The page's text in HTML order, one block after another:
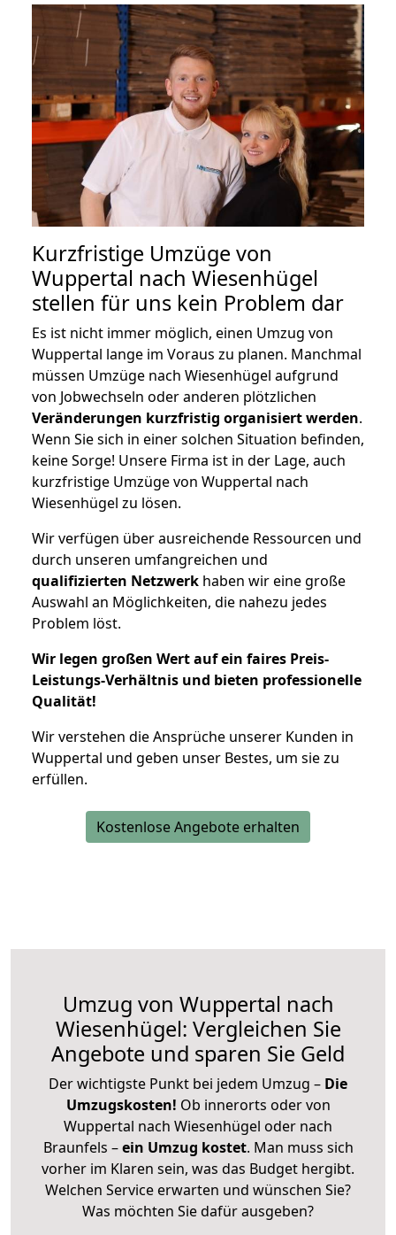
Kurzfristige Umzüge von
Wuppertal nach Wiesenhügel
stellen für uns kein Problem dar
Es ist nicht immer möglich, einen Umzug von
Wuppertal lange im Voraus zu planen. Manchmal
müssen Umzüge nach Wiesenhügel aufgrund
von Jobwechseln oder anderen plötzlichen
Veränderungen kurzfristig organisiert werden.
Wenn Sie sich in einer solchen Situation befinden,
keine Sorge! Unsere Firma ist in der Lage, auch
kurzfristige Umzüge von Wuppertal nach
Wiesenhügel zu lösen.
Wir verfügen über ausreichende Ressourcen und
durch unseren umfangreichen und
qualifizierten Netzwerk haben wir eine große
Auswahl an Möglichkeiten, die nahezu jedes
Problem löst.
Wir legen großen Wert auf ein faires Preis-
Leistungs-Verhältnis und bieten professionelle
Qualität!
Wir verstehen die Ansprüche unserer Kunden in
Wuppertal und geben unser Bestes, um sie zu
erfüllen.
Kostenlose Angebote erhalten
Umzug von Wuppertal nach
Wiesenhügel: Vergleichen Sie
Angebote und sparen Sie Geld
Der wichtigste Punkt bei jedem Umzug – Die
Umzugskosten! Ob innerorts oder von
Wuppertal nach Wiesenhügel oder nach
Braunfels –ein Umzug kostet. Man muss sich
vorher im Klaren sein, was das Budget hergibt.
Welchen Service erwarten und wünschen Sie?
Was möchten Sie dafür ausgeben?